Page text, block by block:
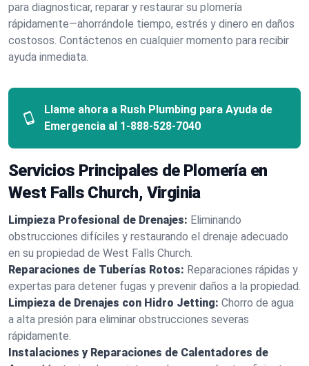
para diagnosticar, reparar y restaurar su plomería
rápidamente—ahorrándole tiempo, estrés y dinero en daños
costosos. Contáctenos en cualquier momento para recibir
ayuda inmediata.
Llame ahora a Rush Plumbing para Ayuda de
Emergencia al 1-888-528-7040
Servicios Principales de Plomería en
West Falls Church, Virginia
Limpieza Profesional de Drenajes: Eliminando
obstrucciones difíciles y restaurando el drenaje adecuado
en su propiedad de West Falls Church.
Reparaciones de Tuberías Rotos: Reparaciones rápidas y
expertas para detener fugas y prevenir daños a la propiedad.
Limpieza de Drenajes con Hidro Jetting: Chorro de agua
a alta presión para eliminar obstrucciones severas
rápidamente.
Instalaciones y Reparaciones de Calentadores de